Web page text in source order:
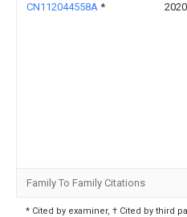
CN112044558A *
Family To Family Citations
* Cited by examiner, † Cited by third